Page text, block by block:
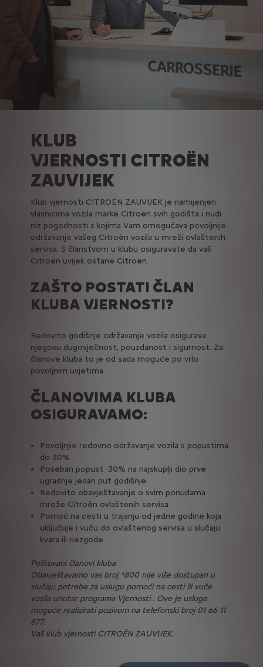
KLUB
VJERNOSTI CITROËN
ZAUVIJEK
Klub vjernosti CITROËN ZAUVIJEK je namijenjen
vlasnicima vozila marke Citroën svih godišta i nudi
niz pogodnosti s kojima Vam omogućava povoljnije
održavanje vašeg Citroën vozila u mreži ovlaštenih
servisa. S članstvom u klubu osiguravate da vaš
Citroën uvijek ostane Citroën.
ZAŠTO POSTATI ČLAN
KLUBA VJERNOSTI?
Redovito godišnje održavanje vozila osigurava
njegovu dugovječnost, pouzdanost i sigurnost. Za
članove kluba to je od sada moguće po vrlo
povoljnim uvjetima.
ČLANOVIMA KLUBA
OSIGURAVAMO:
Povoljnjie redovno održavanje vozila s popustima
do 30%
Poseban popust -30% na najskuplji dio prve
ugradnje jedan put godišnje
Redovito obavještavanje o svim ponudama
mreže Citroën ovlaštenih servisa
Pomoć na cesti u trajanju od jedne godine koja
uključuje i vuču do ovlaštenog servisa u slučaju
kvara ili nezgode.
Poštovani članovi kluba
Obavještavamo vas broj *800 nije više dostupan u
slučaju potrebe za uslugu pomoći na cesti ili vuče
vozila unutar programa Vjernosti . Ove je usluge
moguće realizirati pozivom na telefonski broj 01 66 11
877.
Vaš klub vjernosti CITROËN ZAUVIJEK.